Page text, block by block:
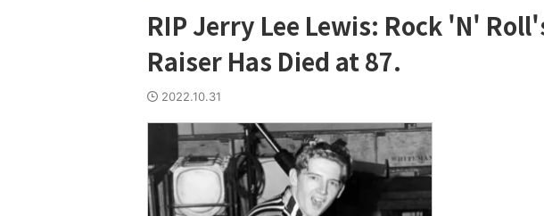
RIP Jerry Lee Lewis: Rock 'N'
Raiser Has Died at 87.
2022.10.31